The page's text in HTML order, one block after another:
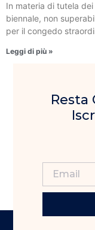
In materia di tutela
biennale, non
per il congedo
Leggi di più »
Resta